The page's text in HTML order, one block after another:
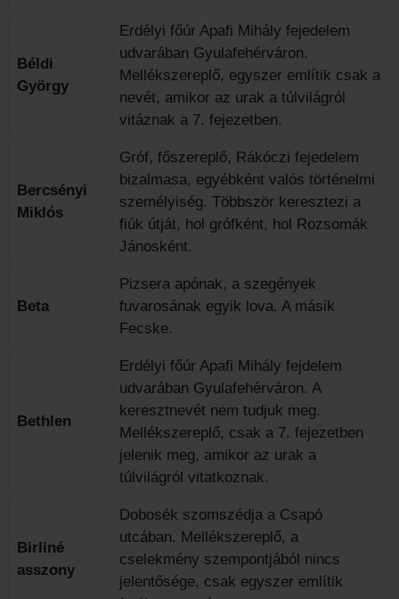
Béldi
György
Erdélyi főúr Apafi Mihály fejedelem
udvarában Gyulafehérváron.
Mellékszereplő, egyszer említik csak a
nevét, amikor az urak a túlvilágról
vitáznak a 7. fejezetben.
Bercsényi
Miklós
Gróf, főszereplő, Rákóczi fejedelem
bizalmasa, egyébként valós történelmi
személyiség. Többször keresztezi a
fiúk útját, hol grófként, hol Rozsomák
Jánosként.
Beta
Pizsera apónak, a szegények
fuvarosának egyik lova. A másik
Fecske.
Bethlen
Erdélyi főúr Apafi Mihály fejdelem
udvarában Gyulafehérváron. A
keresztnevét nem tudjuk meg.
Mellékszereplő, csak a 7. fejezetben
jelenik meg, amikor az urak a
túlvilágról vitatkoznak.
Birliné
asszony
Dobosék szomszédja a Csapó
utcában. Mellékszereplő, a
cselekmény szempontjából nincs
jelentősége, csak egyszer említik